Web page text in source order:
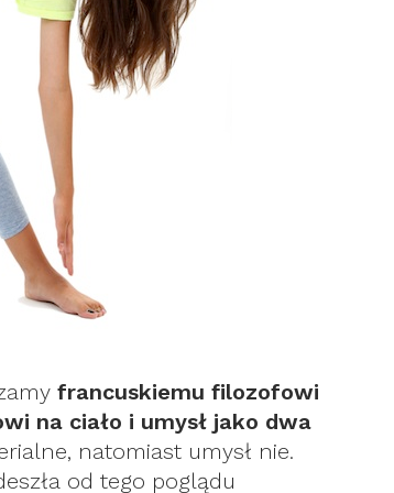
francuskiemu filozofowi
na ciało i umysł jako dwa
natomiast umysł nie.
od tego poglądu